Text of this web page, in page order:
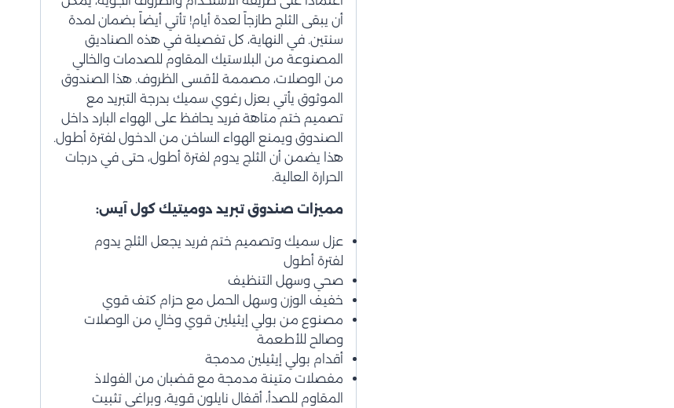
أن يبقى الثلج طازجاً لعدة أيام! تأتي أيضاً بضمان لمدة
سنتين. في النهاية، كل تفصيلة في هذه الصناديق
المصنوعة من البلاستيك المقاوم للصدمات والخالي
من الوصلات، مصممة لأقسى الظروف. هذا الصندوق
الموثوق يأتي بعزل رغوي سميك بدرجة التبريد مع
تصميم ختم متاهة فريد يحافظ على الهواء البارد داخل
الصندوق ويمنع الهواء الساخن من الدخول لفترة أطول.
هذا يضمن أن الثلج يدوم لفترة أطول، حتى في درجات
الحرارة العالية.
مميزات صندوق تبريد دوميتيك كول آيس:
عزل سميك وتصميم ختم فريد يجعل الثلج يدوم
لفترة أطول
صحي وسهل التنظيف
خفيف الوزن وسهل الحمل مع حزام كتف قوي
مصنوع من بولي إيثيلين قوي وخالٍ من الوصلات
وصالح للأطعمة
أقدام بولي إيثيلين مدمجة
مفصلات متينة مدمجة مع قضبان من الفولاذ
المقاوم للصدأ، أقفال نايلون قوية، وبراغي تثبيت